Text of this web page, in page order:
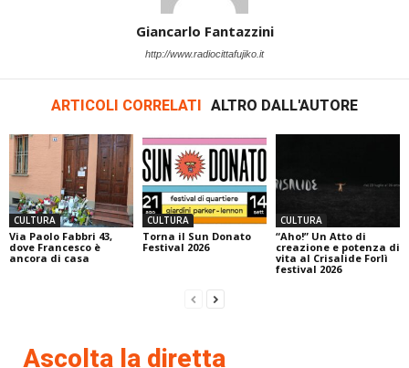
Giancarlo Fantazzini
http://www.radiocittafujiko.it
ARTICOLI CORRELATI ALTRO DALL'AUTORE
CULTURA
Via Paolo Fabbri 43,
dove Francesco è
ancora di casa
CULTURA
Torna il Sun Donato
Festival 2026
CULTURA
“Aho!” Un Atto di
creazione e potenza di
vita al Crisalide Forlì
festival 2026
Ascolta la diretta